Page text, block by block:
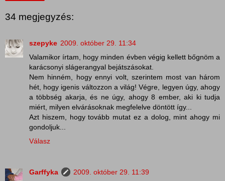
34 megjegyzés:
szepyke 2009. október 29. 11:34
Valamikor írtam, hogy minden évben végig kellett bőgnöm a
karácsonyi slágerangyal bejátszásokat.
Nem hinném, hogy ennyi volt, szerintem most van három
hét, hogy igenis változzon a világ! Végre, legyen úgy, ahogy
a többség akarja, és ne úgy, ahogy 8 ember, aki ki tudja
miért, milyen elvárásoknak megfelelve döntött így...
Azt hiszem, hogy tovább mutat ez a dolog, mint ahogy mi
gondoljuk...
Válasz
Garffyka
2009. október 29. 11:39